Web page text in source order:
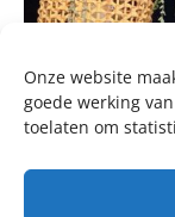
Onze website
goede werking
toelaten om